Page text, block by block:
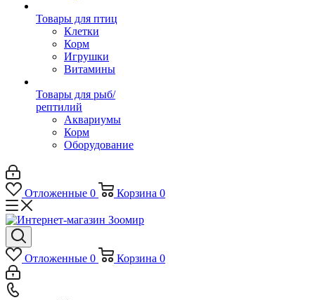
Товары для птиц
Клетки
Корм
Игрушки
Витамины
Товары для рыб/
рептилий
Аквариумы
Корм
Оборудование
Отложенные 0 Корзина 0
Отложенные 0 Корзина 0